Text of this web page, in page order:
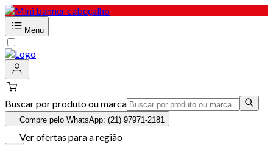
Menu
Buscar por produto ou marca
Compre pelo WhatsApp: (21) 97971-2181
Ver ofertas para a região